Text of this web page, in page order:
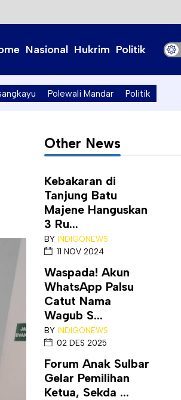
Nasional Hukrim Politik
Polewali Mandar Politik
Other News
Kebakaran di
Tanjung Batu
Majene Hanguskan
3 Ru...
BY INDIGONEWS
11 NOV 2024
Waspada! Akun
WhatsApp Palsu
Catut Nama
Wagub S...
BY INDIGONEWS
02 DES 2025
Forum Anak Sulbar
Gelar Pemilihan
Ketua, Sekda ...